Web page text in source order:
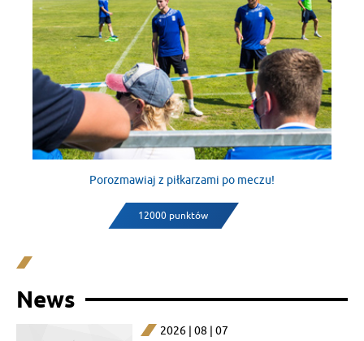
Porozmawiaj z piłkarzami po meczu!
12000 punktów
News
2026 | 08 | 07